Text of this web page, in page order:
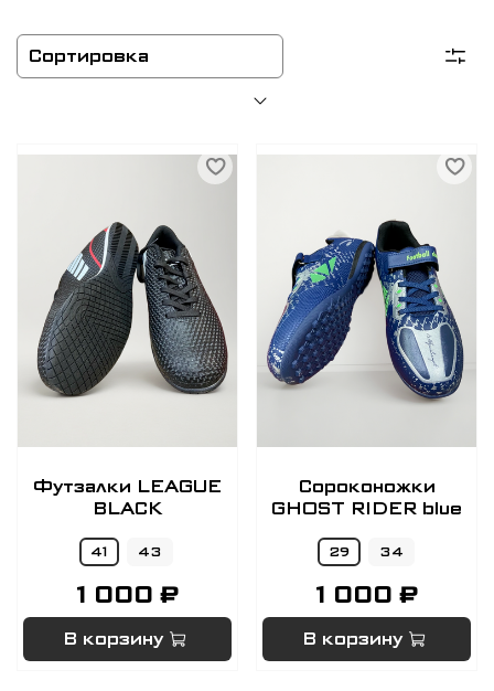
Футзалки LEAGUE
BLACK
41 43
1 000 ₽
В корзину
Сороконожки
GHOST RIDER blue
29 34
1 000 ₽
В корзину